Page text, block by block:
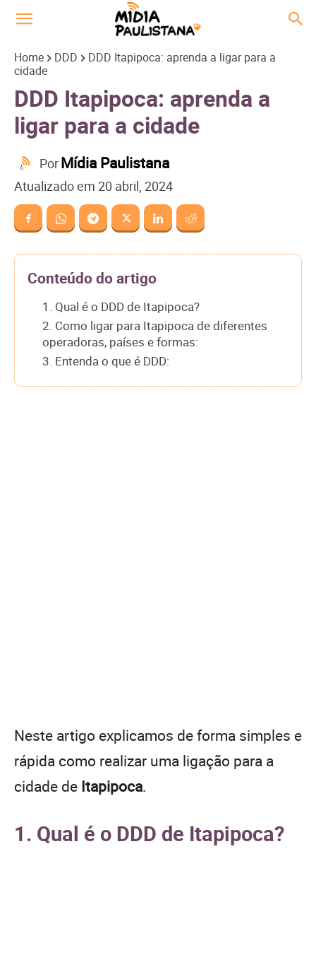
Home DDD
DDD Itapipoca: aprenda a ligar para a
cidade
DDD Itapipoca: aprenda a
ligar para a cidade
PorMídia Paulistana
Atualizado em 20 abril, 2024
Conteúdo do artigo
1. Qual é o DDD de Itapipoca?
2. Como ligar para Itapipoca de diferentes
operadoras, países e formas:
3. Entenda o que é DDD:
Neste artigo explicamos de forma simples e
rápida como realizar uma ligação para a
cidade de Itapipoca.
1. Qual é o DDD de Itapipoca?